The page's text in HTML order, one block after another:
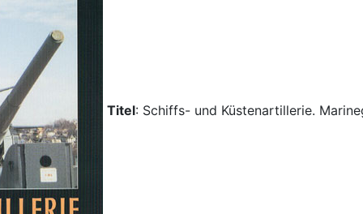
Titel: Schiffs- und Küstenartillerie.